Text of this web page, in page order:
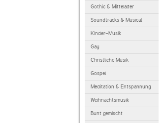
Gothic & Mittelalter
Soundtracks & Musical
Kinder-Musik
Gay
Christliche Musik
Gospel
Meditation & Entspannung
Weihnachtsmusik
Bunt gemischt